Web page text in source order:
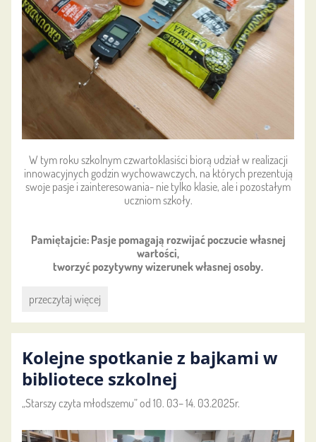
W tym roku szkolnym czwartoklasiści biorą udział w realizacji
innowacyjnych godzin wychowawczych, na których prezentują
swoje pasje i zainteresowania- nie tylko klasie, ale i pozostałym
uczniom szkoły.
Pamiętajcie: Pasje pomagają rozwijać poczucie własnej
wartości,
tworzyć pozytywny wizerunek własnej osoby.
Pasje
pożyteczne
cz.
6:
przeczytaj więcej
Kolejne spotkanie z bajkami w
bibliotece szkolnej
„Starszy czyta młodszemu” od 10. 03– 14. 03.2025r.